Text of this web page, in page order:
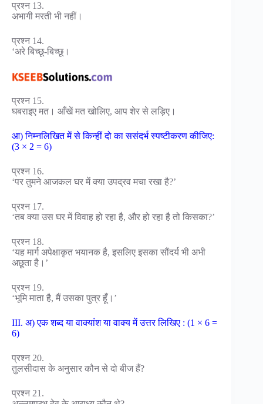
प्रश्न 13.
अभागी मरती भी नहीं।
प्रश्न 14.
‘अरे बिच्छू-बिच्छू।
प्रश्न 15.
घबराइए मत। आँखें मत खोलिए, आप शेर से लड़िए।
आ) निम्नलिखित में से किन्हीं दो का ससंदर्भ स्पष्टीकरण कीजिए:
(3 × 2 = 6)
प्रश्न 16.
‘पर तुमने आजकल घर में क्या उपद्रव मचा रखा है?’
प्रश्न 17.
‘तब क्या उस घर में विवाह हो रहा है, और हो रहा है तो किसका?’
प्रश्न 18.
‘यह मार्ग अपेक्षाकृत भयानक है, इसलिए इसका सौंदर्य भी अभी
अछूता है।’
प्रश्न 19.
‘भूमि माता है, मैं उसका पुत्र हूँ।’
III. अ) एक शब्द या वाक्यांश या वाक्य में उत्तर लिखिए : (1 × 6 =
6)
प्रश्न 20.
तुलसीदास के अनुसार कौन से दो बीज हैं?
प्रश्न 21.